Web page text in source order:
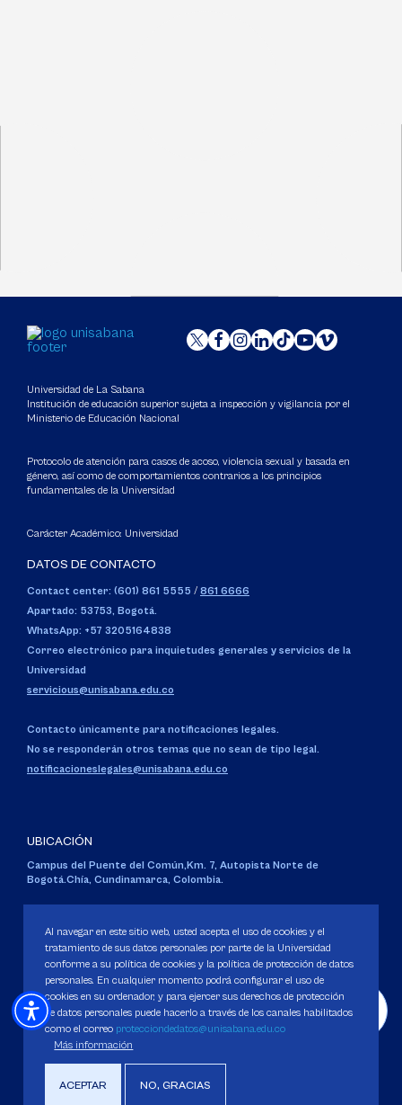
Universidad de La Sabana
Institución de educación superior sujeta a inspección y vigilancia por el
Ministerio de Educación Nacional
Protocolo de atención para casos de acoso, violencia sexual y basada en
género, así como de comportamientos contrarios a los principios
fundamentales de la Universidad
Carácter Académico: Universidad
DATOS DE CONTACTO
Contact center: (601) 861 5555 / 861 6666
Apartado: 53753, Bogotá.
WhatsApp: +57 3205164838
Correo electrónico para inquietudes generales y servicios de la
Universidad
servicious@unisabana.edu.co
Contacto únicamente para notificaciones legales.
No se responderán otros temas que no sean de tipo legal.
notificacioneslegales@unisabana.edu.co
UBICACIÓN
Campus del Puente del Común,Km. 7, Autopista Norte de
Bogotá.Chía, Cundinamarca, Colombia.
Personería Jurídica:Resolución 130 del 14 de enero de 1980.
Ministerio de Educación Nacional.
Política de Protección de datos
Derechos Pecuniarios
Al navegar en este sitio web, usted acepta el uso de cookies y el
tratamiento de sus datos personales por parte de la Universidad
conforme a su política de cookies y la política de protección de datos
personales. En cualquier momento podrá configurar el uso de
cookies en su ordenador, y para ejercer sus derechos de protección
de datos personales puede hacerlo a través de los canales habilitados
como el correo protecciondedatos@unisabana.edu.co
Más información
ACEPTAR NO, GRACIAS